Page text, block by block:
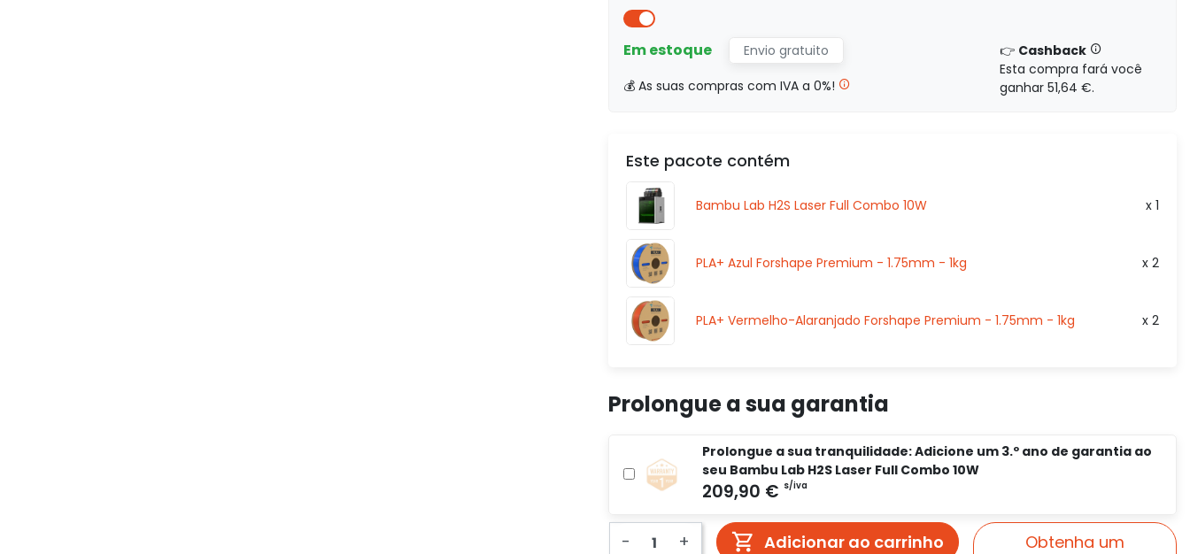
Em estoque
Envio gratuito
💰 As suas compras com IVA a 0%!
👉 Cashback
Esta compra fará você
ganhar 51,64 €.
Este pacote contém
Bambu Lab H2S Laser Full Combo 10W x 1
PLA+ Azul Forshape Premium - 1.75mm - 1kg x 2
PLA+ Vermelho-Alaranjado Forshape Premium - 1.75mm - 1kg x 2
Prolongue a sua garantia
Prolongue a sua tranquilidade: Adicione um 3.º ano de garantia ao
seu Bambu Lab H2S Laser Full Combo 10W
- + Adicionar ao carrinho
Obtenha um